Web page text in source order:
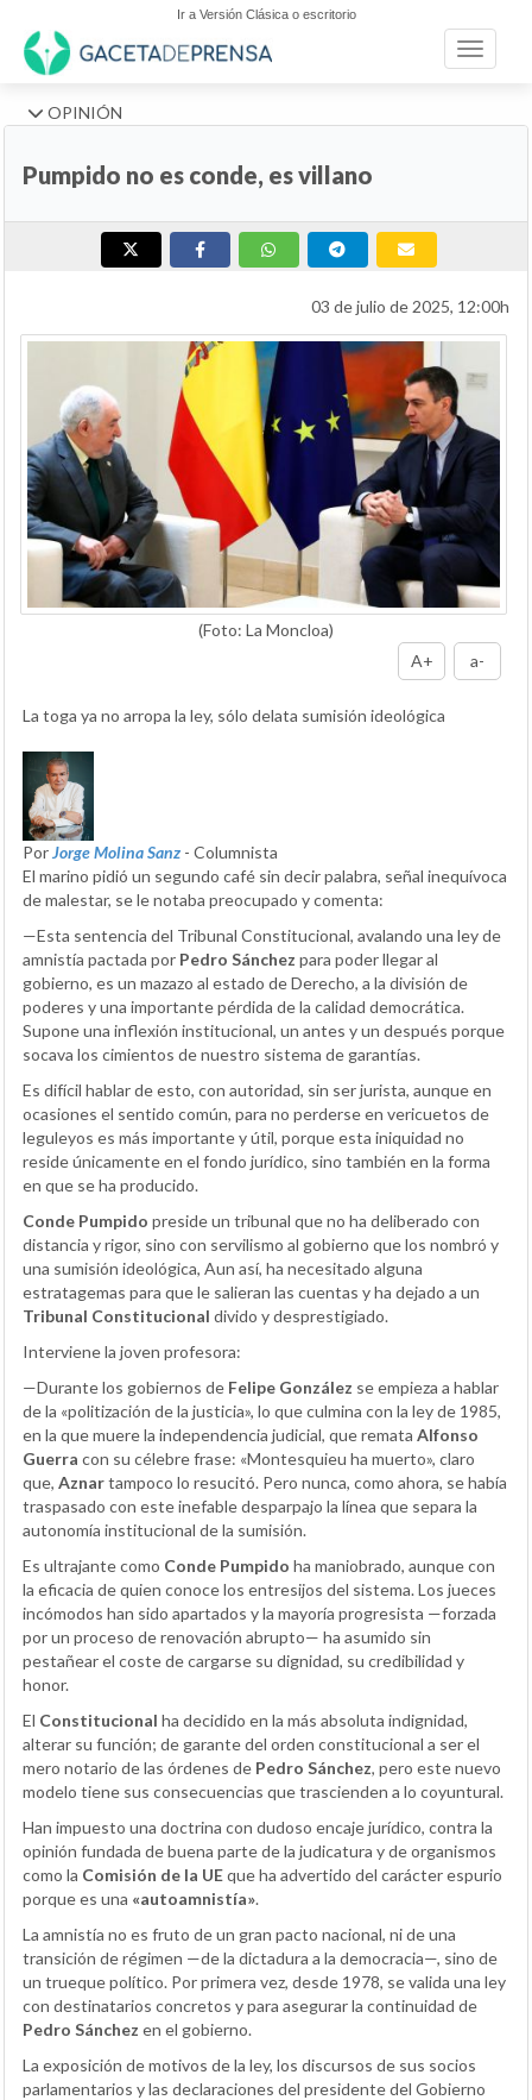
Ir a Versión Clásica o escritorio
Toggle
OPINIÓN
Pumpido no es conde, es villano
03 de julio de 2025, 12:00h
(Foto: La Moncloa)
A+
a-
La toga ya no arropa la ley, sólo delata sumisión ideológica
PorJorge Molina Sanz - Columnista
El marino pidió un segundo café sin decir palabra, señal inequívoca
de malestar, se le notaba preocupado y comenta:
—Esta sentencia del Tribunal Constitucional, avalando una ley de
amnistía pactada por Pedro Sánchez para poder llegar al
gobierno, es un mazazo al estado de Derecho, a la división de
poderes y una importante pérdida de la calidad democrática.
Supone una inflexión institucional, un antes y un después porque
socava los cimientos de nuestro sistema de garantías.
Es difícil hablar de esto, con autoridad, sin ser jurista, aunque en
ocasiones el sentido común, para no perderse en vericuetos de
leguleyos es más importante y útil, porque esta iniquidad no
reside únicamente en el fondo jurídico, sino también en la forma
en que se ha producido.
Conde Pumpido preside un tribunal que no ha deliberado con
distancia y rigor, sino con servilismo al gobierno que los nombró y
una sumisión ideológica, Aun así, ha necesitado alguna
estratagemas para que le salieran las cuentas y ha dejado a un
Tribunal Constitucional divido y desprestigiado.
Interviene la joven profesora:
—Durante los gobiernos de Felipe González se empieza a hablar
de la «politización de la justicia», lo que culmina con la ley de 1985,
en la que muere la independencia judicial, que remata Alfonso
Guerra con su célebre frase: «Montesquieu ha muerto», claro
que, Aznartampoco lo resucitó. Pero nunca, como ahora, se había
traspasado con este inefable desparpajo la línea que separa la
autonomía institucional de la sumisión.
Es ultrajante como Conde Pumpido ha maniobrado, aunque con
la eficacia de quien conoce los entresijos del sistema. Los jueces
incómodos han sido apartados y la mayoría progresista —forzada
por un proceso de renovación abrupto— ha asumido sin
pestañear el coste de cargarse su dignidad, su credibilidad y
honor.
El Constitucional ha decidido en la más absoluta indignidad,
alterar su función; de garante del orden constitucional a ser el
mero notario de las órdenes de Pedro Sánchez, pero este nuevo
modelo tiene sus consecuencias que trascienden a lo coyuntural.
Han impuesto una doctrina con dudoso encaje jurídico, contra la
opinión fundada de buena parte de la judicatura y de organismos
como la Comisión de la UEque ha advertido del carácter espurio
porque es una «autoamnistía».
La amnistía no es fruto de un gran pacto nacional, ni de una
transición de régimen —de la dictadura a la democracia—, sino de
un trueque político. Por primera vez, desde 1978, se valida una ley
con destinatarios concretos y para asegurar la continuidad de
Pedro Sánchez en el gobierno.
La exposición de motivos de la ley, los discursos de sus socios
parlamentarios y las declaraciones del presidente del Gobierno